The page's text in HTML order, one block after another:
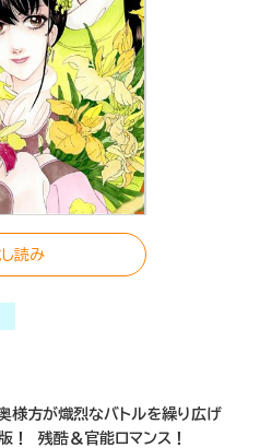
読み
様方が熾烈なバトルを繰り広げ
！ 残酷＆官能ロマンス！